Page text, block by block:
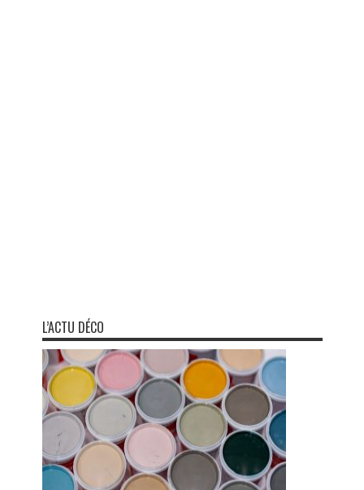
L’ACTU DÉCO